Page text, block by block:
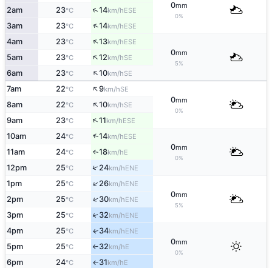
0mm
0%
2am 23°C ↑14km/hESE
3am 23°C ↑14km/hESE
4am 23°C ↑13km/hESE
0mm
5%
5am 23°C ↑12km/hSE
6am 23°C ↑10km/hSE
7am 22°C ↑9km/hSE
0mm
0%
8am 22°C ↑10km/hSE
9am 23°C ↑11km/hESE
10am 24°C ↑14km/hESE
0mm
0%
11am 24°C ↑18km/hE
12pm 25°C ↑24km/hENE
1pm 25°C ↑26km/hENE
0mm
5%
2pm 25°C ↑30km/hENE
3pm 25°C ↑32km/hENE
4pm 25°C ↑34km/hENE
0mm
0%
5pm 25°C ↑32km/hE
6pm 24°C ↑31km/hE